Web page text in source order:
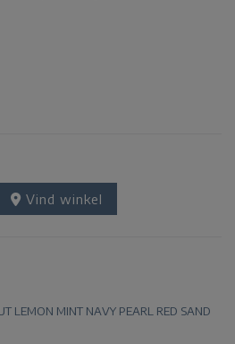
Vind winkel
LEMON MINT NAVY PEARL RED SAND